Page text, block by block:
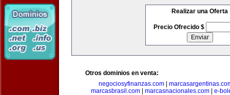
Realizar una Oferta
Precio Ofrecido $
Otros dominios en venta:
negociosyfinanzas.com
marcasbrasil.com| marcasnacionales.com| e-